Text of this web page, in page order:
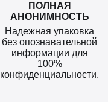
ПОЛНАЯ
АНОНИМНОСТЬ
Надежная упаковка
без опознавательной
информации для
100%
конфиденциальности.